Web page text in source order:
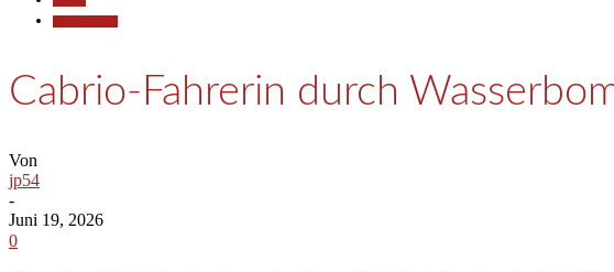
Cabrio-Fahrerin durch
Von
jp54
-
Juni 19, 2026
0